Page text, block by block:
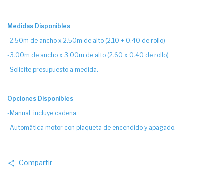
Medidas Disponibles
-2.50m de ancho x 2.50m de alto (2.10 + 0.40 de rollo)
-3.00m de ancho x 3.00m de alto (2.60 x 0.40 de rollo)
-Solicite presupuesto a medida.
Opciones Disponibles
-Manual, incluye cadena.
-Automática motor con plaqueta de encendido y apagado.
Compartir